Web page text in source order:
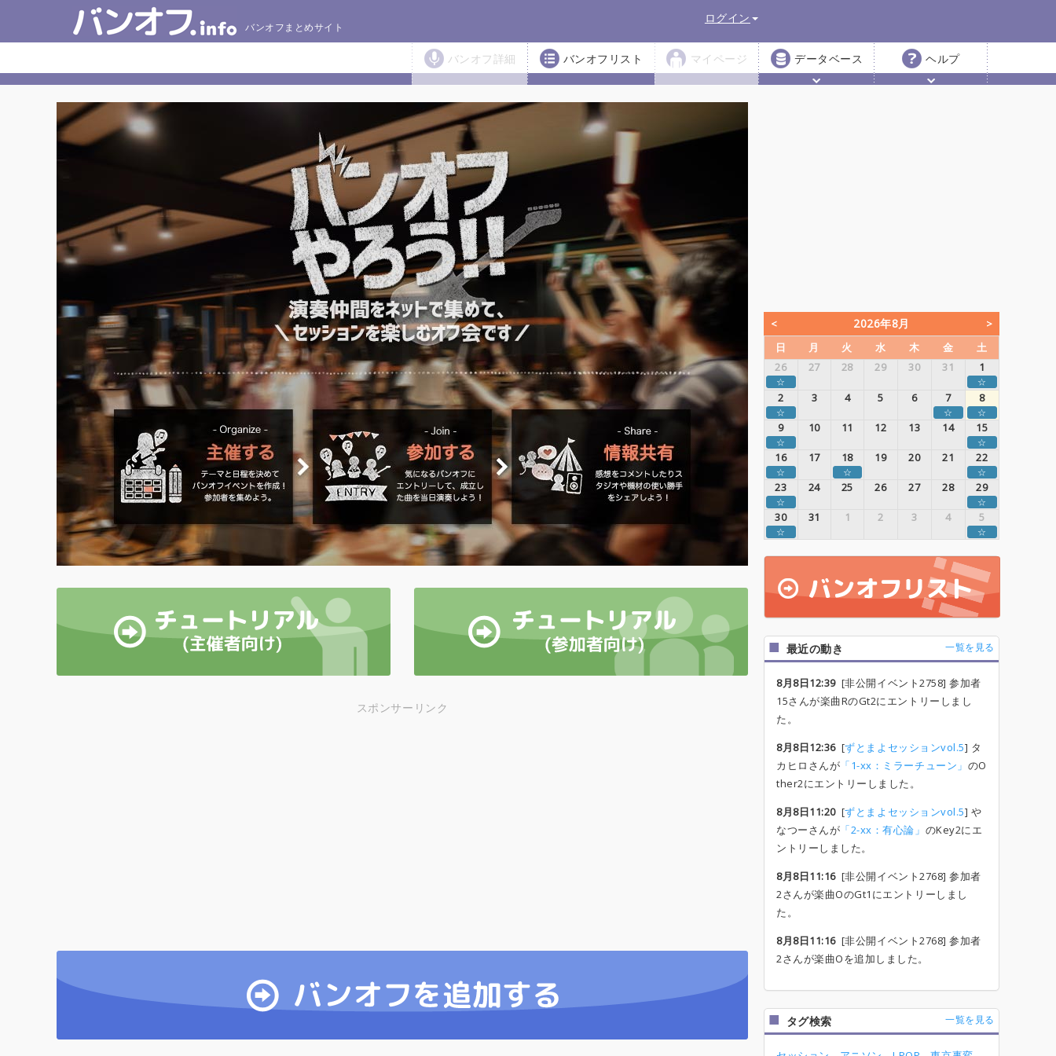
バンオフまとめサイト
ログイン
バンオフ詳細 バンオフリスト マイページ データベース ヘルプ
スポンサーリンク
2026年8月
日 月 火 水 木 金
土
26
27 28 29 30 31 1
☆ ☆
2 3 4 5 6 7 8
☆ ☆ ☆
9 10 11 12 13 14 15
☆ ☆
16 17 18 19 20 21 22
☆ ☆ ☆
23 24 25 26 27 28 29
☆ ☆
30 31 1 2 3 4 5
☆ ☆
最近の動き 一覧を見る
8月8日12:39[非公開イベント2758] 参加者
15さんが楽曲RのGt2にエントリーしまし
た。
8月8日12:36[ずとまよセッションvol.5] タ
カヒロさんが 「1-xx：ミラーチューン」 のO
ther2にエントリーしました。
8月8日11:20[ずとまよセッションvol.5] や
なつーさんが 「2-xx：有心論」 のKey2にエ
ントリーしました。
8月8日11:16[非公開イベント2768] 参加者
2さんが楽曲OのGt1にエントリーしまし
た。
8月8日11:16[非公開イベント2768] 参加者
2さんが楽曲Oを追加しました。
タグ検索 一覧を見る